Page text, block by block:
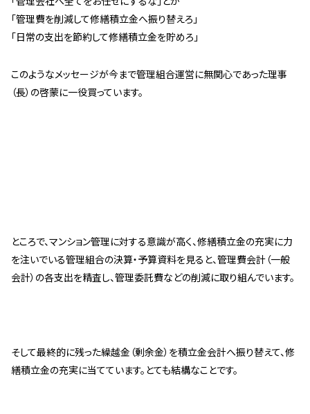
「管理費を削減して修繕積立金へ振り替えろ」
「日常の支出を節約して修繕積立金を貯めろ」
このようなメッセージが今まで管理組合運営に無関心であった理事
（長）の啓蒙に一役買っています。
ところで、マンション管理に対する意識が高く、修繕積立金の充実に力
を注いでいる管理組合の決算・予算資料を見ると、管理費会計（一般
会計）の各支出を精査し、管理委託費などの削減に取り組んでいます。
そして最終的に残った繰越金（剰余金）を積立金会計へ振り替えて、修
繕積立金の充実に当てています。とても結構なことです。
会社概要
代表挨拶 »
スタッフ紹介 »